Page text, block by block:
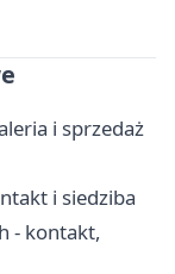
i sprzedaż
i siedziba
- kontakt,